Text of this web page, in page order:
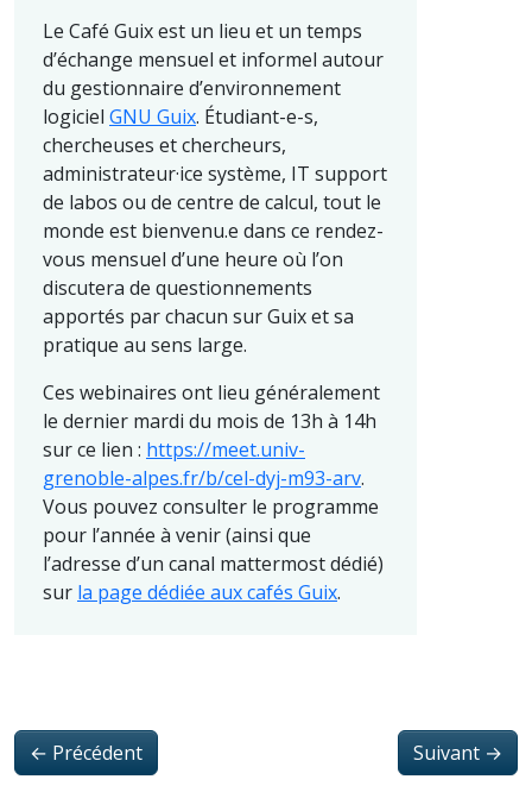
Le Café Guix est un lieu et un temps
d’échange mensuel et informel autour
du gestionnaire d’environnement
logiciel GNU Guix. Étudiant-e-s,
chercheuses et chercheurs,
administrateur·ice système, IT support
de labos ou de centre de calcul, tout le
monde est bienvenu.e dans ce rendez-
vous mensuel d’une heure où l’on
discutera de questionnements
apportés par chacun sur Guix et sa
pratique au sens large.
Ces webinaires ont lieu généralement
le dernier mardi du mois de 13h à 14h
sur ce lien : https://meet.univ-
grenoble-alpes.fr/b/cel-dyj-m93-arv.
Vous pouvez consulter le programme
pour l’année à venir (ainsi que
l’adresse d’un canal mattermost dédié)
sur la page dédiée aux cafés Guix.
← Précédent Suivant →